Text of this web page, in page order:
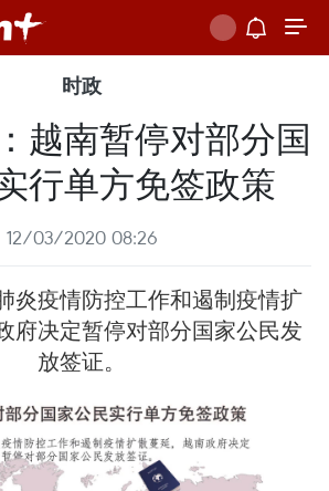
时政
越南暂停对部分国
行单方免签政策
12/03/2020 08:26
炎疫情防控工作和遏制疫情扩
府决定暂停对部分国家公民发
放签证。